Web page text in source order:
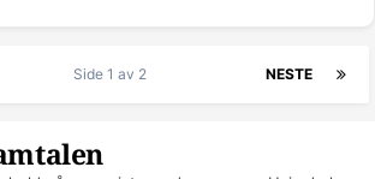
NESTE
Side 1 av 2